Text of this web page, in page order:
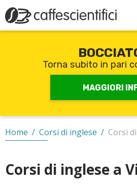
Recupero anni scolastici
Scuole private
Torna subito in pari
MAGGIORI
Home / Corsi di inglese / Corsi
Corsi di inglese a